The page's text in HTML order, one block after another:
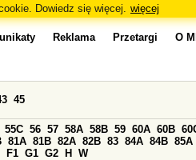
Dowiedz się więcej. więcej
Reklama Przetargi O
45
55C 56 57 58A 58B 59 60A 60B
81A 81B 82A 82B 83 84A 84B 85A
F1 G1 G2 H W